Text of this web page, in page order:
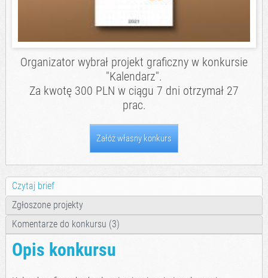
Organizator wybrał projekt graficzny w konkursie
"Kalendarz".
Za kwotę 300 PLN w ciągu 7 dni otrzymał 27
prac.
Załóż własny konkurs
Czytaj brief
Zgłoszone projekty
Komentarze do konkursu (3)
Opis konkursu